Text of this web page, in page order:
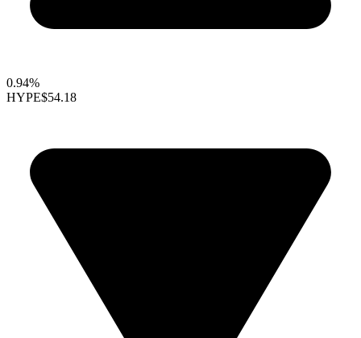
0.94%
HYPE$54.18